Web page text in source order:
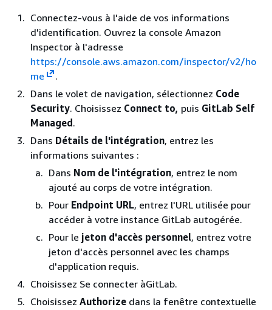
Connectez-vous à l'aide de vos informations
d'identification. Ouvrez la console Amazon
Inspector à l'adresse
https://console.aws.amazon.com/inspector/v2/ho
me
.
Dans le volet de navigation, sélectionnez Code
Security. Choisissez Connect to, puis GitLab Self
Managed.
Dans Détails de l'intégration, entrez les
informations suivantes :
Dans Nom de l'intégration, entrez le nom
ajouté au corps de votre intégration.
Pour Endpoint URL, entrez l'URL utilisée pour
accéder à votre instance GitLab autogérée.
Pour le jeton d'accès personnel, entrez votre
jeton d'accès personnel avec les champs
d'application requis.
Choisissez Se connecter àGitLab.
Choisissez Authorize dans la fenêtre contextuelle